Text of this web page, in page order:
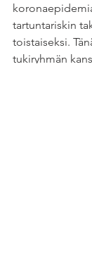
tartuntariskin
toistaiseksi.
tukiryhmän